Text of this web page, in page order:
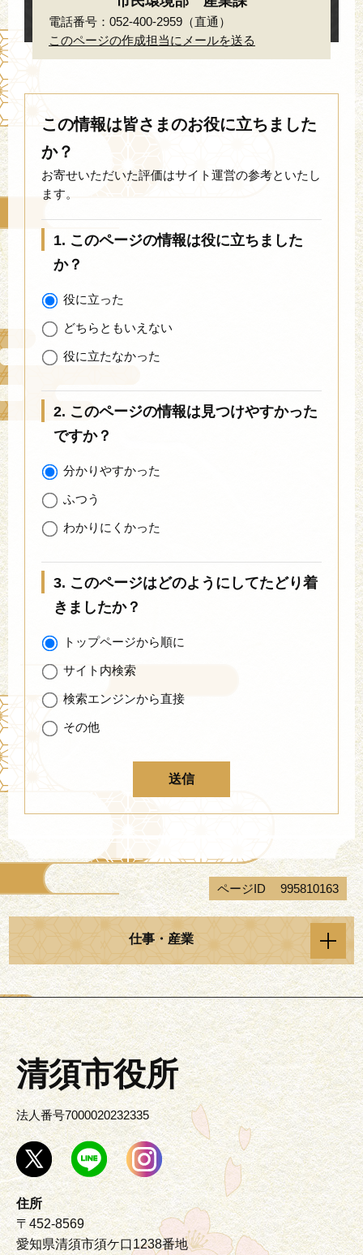
電話番号：052-400-2959（直通）
このページの作成担当にメールを送る
この情報は皆さまのお役に立ちました
か？
お寄せいただいた評価はサイト運営の参考といたし
ます。
1. このページの情報は役に立ちました
か？
役に立った
どちらともいえない
役に立たなかった
2. このページの情報は見つけやすかった
ですか？
分かりやすかった
ふつう
わかりにくかった
3. このページはどのようにしてたどり着
きましたか？
トップページから順に
サイト内検索
検索エンジンから直接
その他
ページID 995810163
仕事・産業
清須市役所
法人番号7000020232335
住所
〒452-8569
愛知県清須市須ケ口1238番地